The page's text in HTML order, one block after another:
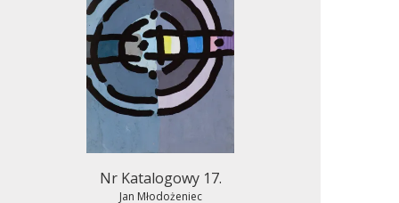
Nr Katalogowy 17.
Jan Młodożeniec